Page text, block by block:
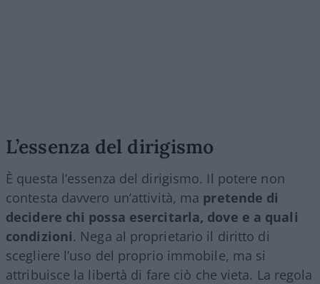
L’essenza del dirigismo
È questa l’essenza del dirigismo. Il potere non
contesta davvero un’attività, ma pretende di
decidere chi possa esercitarla, dove e a quali
condizioni. Nega al proprietario il diritto di
scegliere l’uso del proprio immobile, ma si
attribuisce la libertà di fare ciò che vieta. La regola